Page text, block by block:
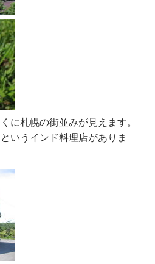
に札幌の街並みが見えます。
いうインド料理店がありま